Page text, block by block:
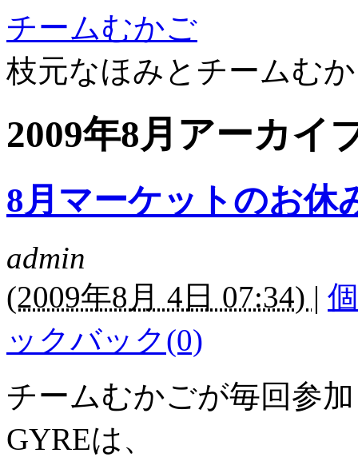
チームむかご
枝元なほみとチームむ
2009年8月アーカイ
8月マーケットのお休
admin
(2009年8月 4日 07:34) |
ックバック(0)
チームむかごが毎回参加
GYREは、